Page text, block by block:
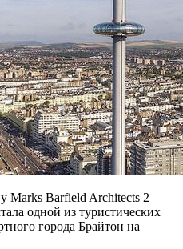
Marks Barfield Architects 2
одной из туристических
города Брайтон на